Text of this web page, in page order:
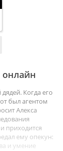
онлайн
Когда его
был агентом
Алекса
приходится
ему опекун:
и умение